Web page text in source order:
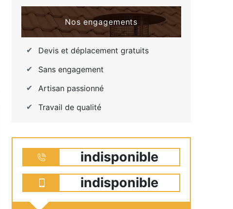
Nos engagements
Devis et déplacement gratuits
Sans engagement
Artisan passionné
Travail de qualité
indisponible
indisponible